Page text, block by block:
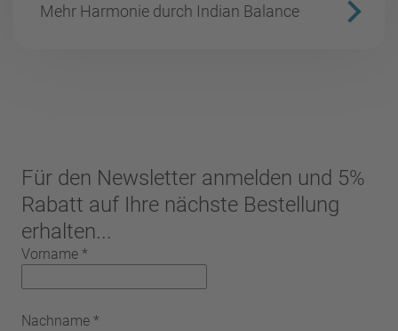
Mehr Harmonie durch Indian Balance
Für den Newsletter anmelden und 5%
Rabatt auf Ihre nächste Bestellung
erhalten...
Vorname *
Nachname *